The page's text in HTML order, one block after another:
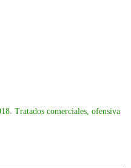
Tratados comerciales, ofensiva